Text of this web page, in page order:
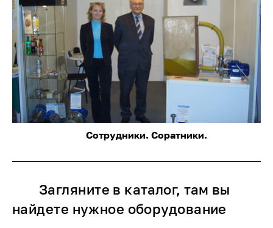
Сотрудники. Соратники.
Загляните в каталог, там вы
найдете нужное оборудование